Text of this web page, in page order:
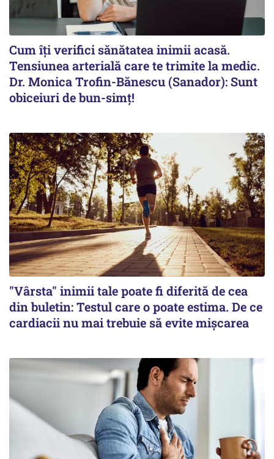
Cum îți verifici sănătatea inimii acasă.
Tensiunea arterială care te trimite la medic.
Dr. Monica Trofin-Bănescu (Sanador): Sunt
obiceiuri de bun-simț!
"Vârsta" inimii tale poate fi diferită de cea
din buletin: Testul care o poate estima. De ce
cardiacii nu mai trebuie să evite mișcarea